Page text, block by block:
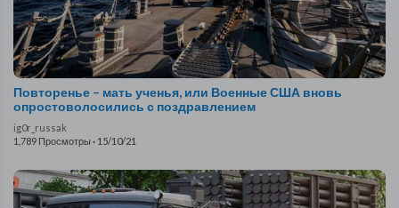
Повторенье – мать ученья, или Военные США вновь
опростоволосились с поздравлением
ig0r_russak
1,789 Просмотры · 15/10/21